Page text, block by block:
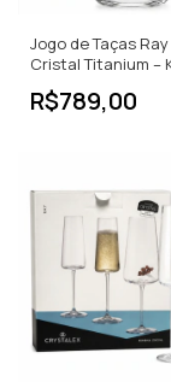
Jogo de Taças
Cristal Titanium –
R$789,00